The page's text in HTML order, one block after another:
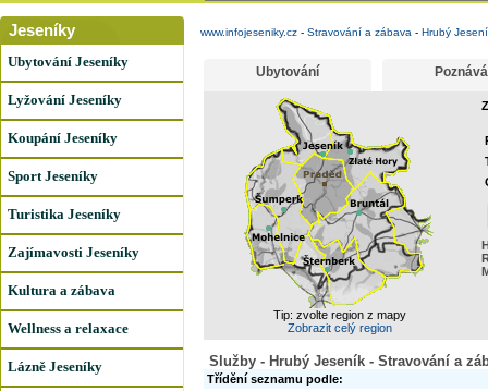
Jeseníky
Ubytování Jeseníky
Lyžování Jeseníky
Koupání Jeseníky
Sport Jeseníky
Turistika Jeseníky
Zajímavosti Jeseníky
Kultura a zábava
Wellness a relaxace
Lázně Jeseníky
www.infojeseniky.cz - Stravování a zábava - Hrubý
Ubytování
Tip: zvolte region z mapy
Zobrazit celý region
Služby - Hrubý Jeseník - Stravování a
Třídění seznamu podle: